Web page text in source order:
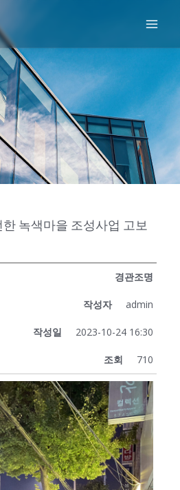
녹색마을 조성사업 고보
경관조명
작성자 admin
작성일 2023-10-24 16:30
조회 710